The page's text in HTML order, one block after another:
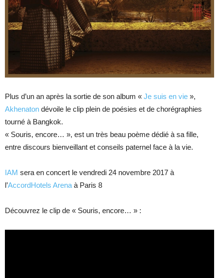
Plus d’un an après la sortie de son album « Je suis en vie »,
Akhenaton dévoile le clip plein de poésies et de chorégraphies
tourné à Bangkok.
« Souris, encore… », est un très beau poème dédié à sa fille,
entre discours bienveillant et conseils paternel face à la vie.
IAM sera en concert le vendredi 24 novembre 2017 à
l’AccordHotels Arena à Paris 8
Découvrez le clip de « Souris, encore… » :